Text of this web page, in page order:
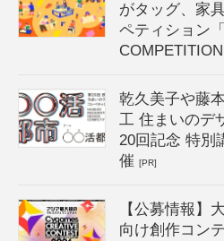
がタッグ、家
ペティション
乾久美子や藤
工 住まいのデ
20回記念 特別
催[PR]
【公募情報】
向け創作コン